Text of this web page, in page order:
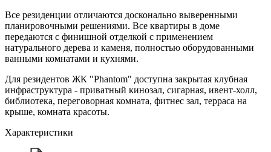
Все резиденции отличаются досконально выверенными
планировочными решениями. Все квартиры в доме
передаются с финишной отделкой с применением
натурального дерева и каменя, полностью оборудованными
ванными комнатами и кухнями.
Для резидентов ЖК "Phantom" доступна закрытая клубная
инфраструктура - приватный кинозал, сигарная, ивент-холл,
библиотека, переговорная комната, фитнес зал, терраса на
крыше, комната красоты.
Характеристики